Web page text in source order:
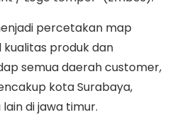
percetakan map
produk dan
semua daerah customer,
kota Surabaya,
di jawa timur.